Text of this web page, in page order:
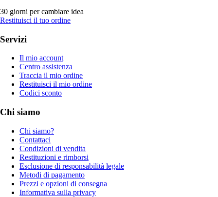
30 giorni per cambiare idea
Restituisci il tuo ordine
Servizi
Il mio account
Centro assistenza
Traccia il mio ordine
Restituisci il mio ordine
Codici sconto
Chi siamo
Chi siamo?
Contattaci
Condizioni di vendita
Restituzioni e rimborsi
Esclusione di responsabilità legale
Metodi di pagamento
Prezzi e opzioni di consegna
Informativa sulla privacy